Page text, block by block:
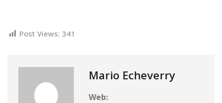
Post Views: 341
Mario Echeverry
Web: